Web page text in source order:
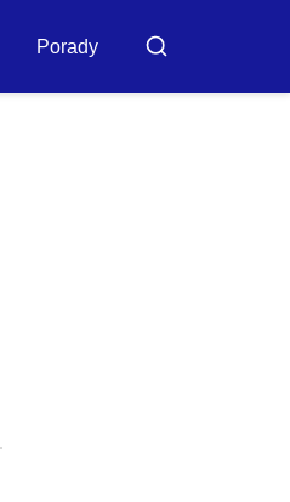
Porady Buscar